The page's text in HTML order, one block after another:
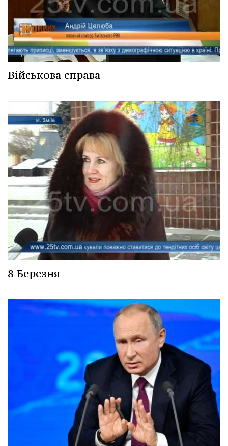
Військова справа
8 Березня